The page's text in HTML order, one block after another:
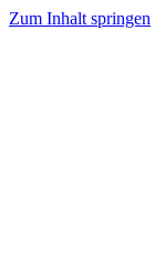
Zum Inhalt springen